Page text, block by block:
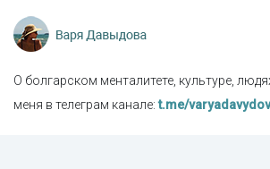
О болгарском менталитете, культуре,
меня в телеграм канале:t.me/